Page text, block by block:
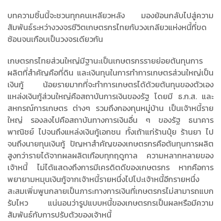
บทความชิ้นนี้จะชวนทุกคนเหลียวหลัง มองย้อนกลับไปสู่ความ
สัมพันธ์ระหว่างวงจรชีวิตเกษตรกรไทยกับวงเกลียวแห่งหนี้ที่ขด
ซ้อนจนเกือบเป็นวงจรเดียวกัน
เกษตรกรไทยส่วนใหญ่มีฐานะเป็นเกษตรกรรายย่อยต้นทุนการ
ผลิตที่สำคัญคือที่ดิน และเงินทุนในการทำการเกษตรส่วนใหญ่เป็น
เงินกู้ น้อยรายมากที่จะทำการเกษตรได้ด้วยต้นทุนของตัวเอง
แหล่งเงินกู้ส่วนใหญ่คือสถาบันการเงินของรัฐ โดยมี ธ.ก.ส. และ
สหกรณ์การเกษตร ต่างๆ รวมถึงกองทุนหมู่บ้าน เป็นเจ้าหนี้ราย
ใหญ่ รองลงไปคือสถาบันทางการเงินอื่น ๆ ของรัฐ ธนาคาร
พาณิชย์ ไปจนถึงแหล่งเงินกู้เอกชน ทั้งเถ้าแก่ร้านปุ๋ย ร้านยา ไป
จนถึงนายทุนเงินกู้ ปัญหาสำคัญของเกษตรกรคือต้นทุนการผลิต
สูงกว่ารายได้จากผลผลิตเกือบทุกฤดูกาล ความหลากหลายของ
เจ้าหนี้ ไม่ได้แสดงถึงการมีเครดิตดีของเกษตรกร หากคือการ
พยายามหมุนเงินกู้จากเจ้าหนี้รายหนึ่งไปโปะเจ้าหนี้อีกรายหนึ่ง
สะสมเพิ่มพูนกลายเป็นภาระทางการเงินที่เกษตรกรไม่สามารถแบก
รับไหว แน่นอนว่ารูปแบบหนี้ของเกษตรกรเป็นผลหรือมีความ
สัมพันธ์กับการปรับตัวของเจ้าหนี้